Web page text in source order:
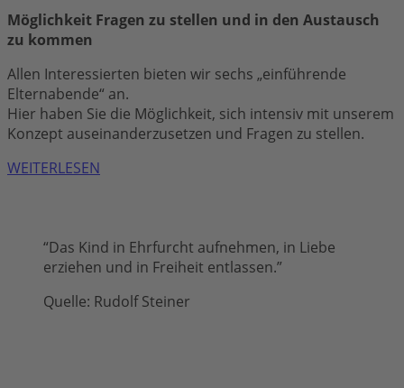
Möglichkeit Fragen zu stellen und in den Austausch
zu kommen
Allen Interessierten bieten wir sechs „einführende
Elternabende“ an.
Hier haben Sie die Möglichkeit, sich intensiv mit unserem
Konzept auseinanderzusetzen und Fragen zu stellen.
WEITERLESEN
“Das Kind in Ehrfurcht aufnehmen, in Liebe
erziehen und in Freiheit entlassen.”
Quelle: Rudolf Steiner